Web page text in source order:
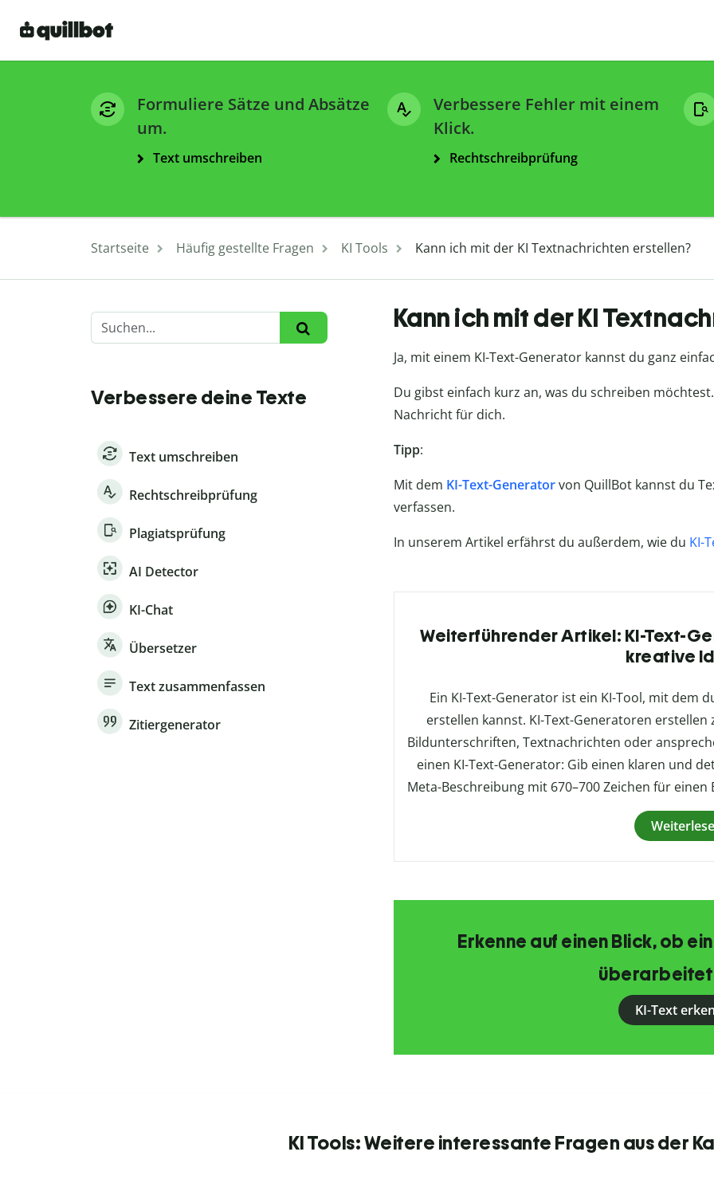
Formuliere Sätze und Absätze
um.
Text umschreiben
Verbessere Fehler mit einem
Klick.
Rechtschreibprüfung
Startseite Häufig gestellte Fragen KI Tools Kann ich mit der KI Textnachrichten erstellen?
Verbessere deine Texte
Text umschreiben
Rechtschreibprüfung
Plagiatsprüfung
AI Detector
KI-Chat
Übersetzer
Text zusammenfassen
Zitiergenerator
Kann ich mit der KI
Ja, mit einem KI-Text-Generator kannst du ganz
Du gibst einfach kurz an, was du schreiben
Nachricht für dich.
Tipp:
Mit dem KI-Text-Generatorvon QuillBot kannst du
verfassen.
In unserem Artikel erfährst du außerdem, wie du KI-
Weiterführender Artikel: KI-Text-
kreative
Ein KI-Text-Generator ist ein KI-Tool, mit dem
erstellen kannst. KI-Text-Generatoren erstellen
Bildunterschriften, Textnachrichten oder
einen KI-Text-Generator: Gib einen klaren und
Meta-Beschreibung mit 670–700 Zeichen für
Erkenne auf einen Blick, ob
überarbeitet
KI-Text
KI Tools: Weitere interessante Fragen aus der